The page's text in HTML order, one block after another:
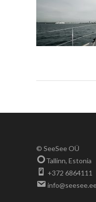
© SeeSee OÜ
Tallinn, Estonia
+372 6864111